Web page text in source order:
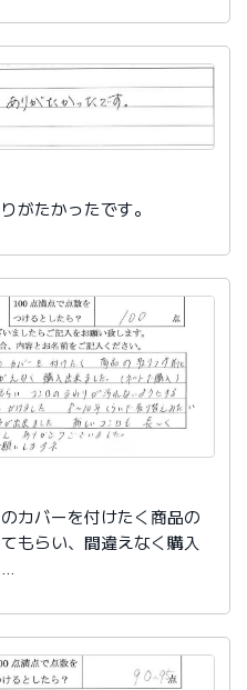
ますが、よろしくお願い
がたかったです。
カバーを付けたく商品の
もらい、間違えなく購入
って下さりお手数をかけ
いですが、24年使用し大